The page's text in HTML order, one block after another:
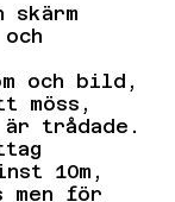
och bild,
möss,
är trådade.
10m,
för